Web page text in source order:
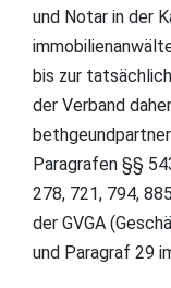
und Notar in der
bis zur
der Verband
Paragrafen §§
278, 721, 794,
der GVGA
und Paragraf 29